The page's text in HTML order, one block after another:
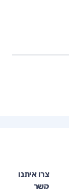
צרו איתנו
קשר